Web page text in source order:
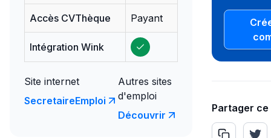
Accès CVThèque Payant
Intégration Wink
Site internet
SecretaireEmploi
Autres sites
d'emploi
Découvrir
Partager